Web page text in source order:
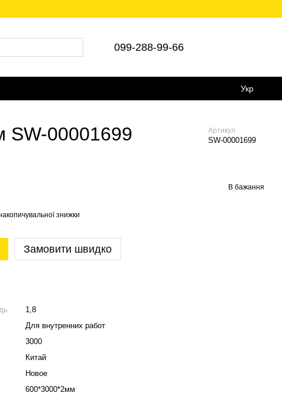
післяплата 🚛Укр/Нова пошта
099-288-99-66
Укр
SW-00001699 Артикул
SW-00001699
В бажання
знижки
Замовити швидко
1,8
Для внутренних работ
3000
Китай
Новое
600*3000*2мм